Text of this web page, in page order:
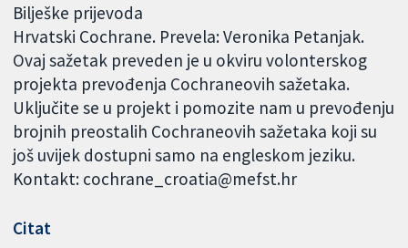
Bilješke prijevoda
Hrvatski Cochrane. Prevela: Veronika Petanjak.
Ovaj sažetak preveden je u okviru volonterskog
projekta prevođenja Cochraneovih sažetaka.
Uključite se u projekt i pomozite nam u prevođenju
brojnih preostalih Cochraneovih sažetaka koji su
još uvijek dostupni samo na engleskom jeziku.
Kontakt: cochrane_croatia@mefst.hr
Citat